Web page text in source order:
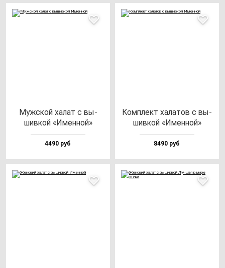
Муж­ской ха­лат с вы­
шив­кой «Имен­ной»
4490 руб
Ком­плект ха­ла­тов с вы­
шив­кой «Имен­ной»
8490 руб